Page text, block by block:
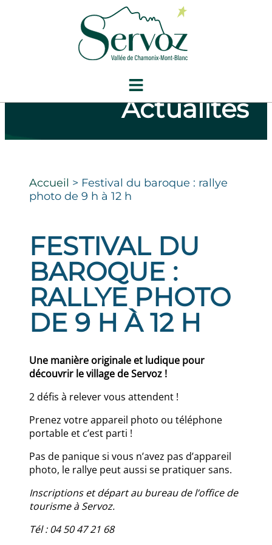
Actualités
Accueil > Festival du baroque : rallye
photo de 9 h à 12 h
FESTIVAL DU
BAROQUE :
RALLYE PHOTO
DE 9 H À 12 H
Une manière originale et ludique pour
découvrir le village de Servoz !
2 défis à relever vous attendent !
Prenez votre appareil photo ou téléphone
portable et c’est parti !
Pas de panique si vous n’avez pas d’appareil
photo, le rallye peut aussi se pratiquer sans.
Inscriptions et départ au bureau de l’office de
tourisme à Servoz.
Tél : 04 50 47 21 68